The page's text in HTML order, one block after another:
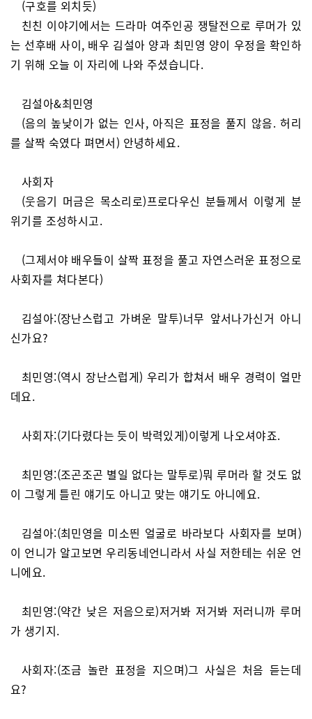
(구호를 외치듯)
친친 이야기에서는 드라마 여주인공 쟁탈전으로 루머가 있
는 선후배 사이, 배우 김설아 양과 최민영 양이 우정을 확인하
기 위해 오늘 이 자리에 나와 주셨습니다.
김설아&최민영
(음의 높낮이가 없는 인사, 아직은 표정을 풀지 않음. 허리
를 살짝 숙였다 펴면서) 안녕하세요.
사회자
(웃음기 머금은 목소리로)프로다우신 분들께서 이렇게 분
위기를 조성하시고.
(그제서야 배우들이 살짝 표정을 풀고 자연스러운 표정으로
사회자를 쳐다본다)
김설아:(장난스럽고 가벼운 말투)너무 앞서나가신거 아니
신가요?
최민영:(역시 장난스럽게) 우리가 합쳐서 배우 경력이 얼만
데요.
사회자:(기다렸다는 듯이 박력있게)이렇게 나오셔야죠.
최민영:(조곤조곤 별일 없다는 말투로)뭐 루머라 할 것도 없
이 그렇게 틀린 얘기도 아니고 맞는 얘기도 아니에요.
김설아:(최민영을 미소띈 얼굴로 바라보다 사회자를 보며)
이 언니가 알고보면 우리동네언니라서 사실 저한테는 쉬운 언
니에요.
최민영:(약간 낮은 저음으로)저거봐 저거봐 저러니까 루머
가 생기지.
사회자:(조금 놀란 표정을 지으며)그 사실은 처음 듣는데
요?